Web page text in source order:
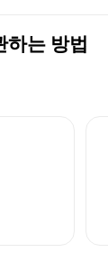
하는 방법